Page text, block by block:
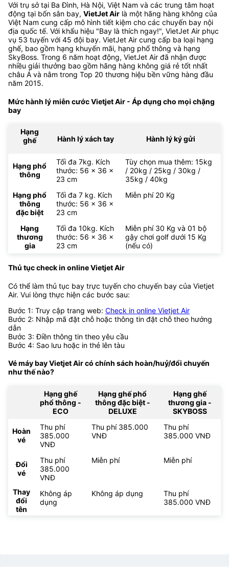
Với trụ sở tại Ba Đình, Hà Nội, Việt Nam và các trung tâm hoạt
động tại bốn sân bay, VietJet Air là một hãng hàng không của
Việt Nam cung cấp mô hình tiết kiệm cho các chuyến bay nội
địa quốc tế. Với khẩu hiệu "Bay là thích ngay!", VietJet Air phục
vụ 53 tuyến với 45 đội bay. VietJet Air cung cấp ba loại hạng
ghế, bao gồm hạng khuyến mãi, hạng phổ thông và hạng
SkyBoss. Trong 6 năm hoạt động, VietJet Air đã nhận được
nhiều giải thưởng bao gồm hãng hàng không giá rẻ tốt nhất
châu Á và nằm trong Top 20 thương hiệu bền vững hàng đầu
năm 2015.
Mức hành lý miễn cước Vietjet Air - Áp dụng cho mọi chặng
bay
Hạng
ghế
Hành lý xách tay Hành lý ký gửi
Hạng phổ
thông
Tối đa 7kg. Kích
thước: 56 x 36 x
23 cm
Tùy chọn mua thêm: 15kg
/ 20kg / 25kg / 30kg /
35kg / 40kg
Hạng phổ
thông
đặc biệt
Tối đa 7 kg. Kích
thước: 56 x 36 x
23 cm
Miễn phí 20 Kg
Hạng
thương
gia
Tối đa 10kg. Kích
thước: 56 x 36 x
23 cm
Miễn phí 30 Kg và 01 bộ
gậy chơi golf dưới 15 Kg
(nếu có)
Thủ tục check in online Vietjet Air
Có thể làm thủ tục bay trực tuyến cho chuyến bay của Vietjet
Air. Vui lòng thực hiện các bước sau:
Bước 1: Truy cập trang web: Check in online Vietjet Air
Bước 2: Nhập mã đặt chỗ hoặc thông tin đặt chỗ theo hướng
dẫn
Bước 3: Điền thông tin theo yêu cầu
Bước 4: Sao lưu hoặc in thẻ lên tàu
Vé máy bay Vietjet Air có chính sách hoàn/huỷ/đổi chuyến
như thế nào?
Hạng ghế
phổ thông -
ECO
Hạng ghế phổ
thông đặc biệt -
DELUXE
Hạng ghế
thương gia -
SKYBOSS
Hoàn
vé
Thu phí
385.000
VNĐ
Thu phí 385.000
VNĐ
Thu phí
385.000 VNĐ
Đổi
vé
Thu phí
385.000
VNĐ
Miễn phí Miễn phí
Thay
đổi
tên
Không áp
dụng
Không áp dụng
Thu phí
385.000 VNĐ